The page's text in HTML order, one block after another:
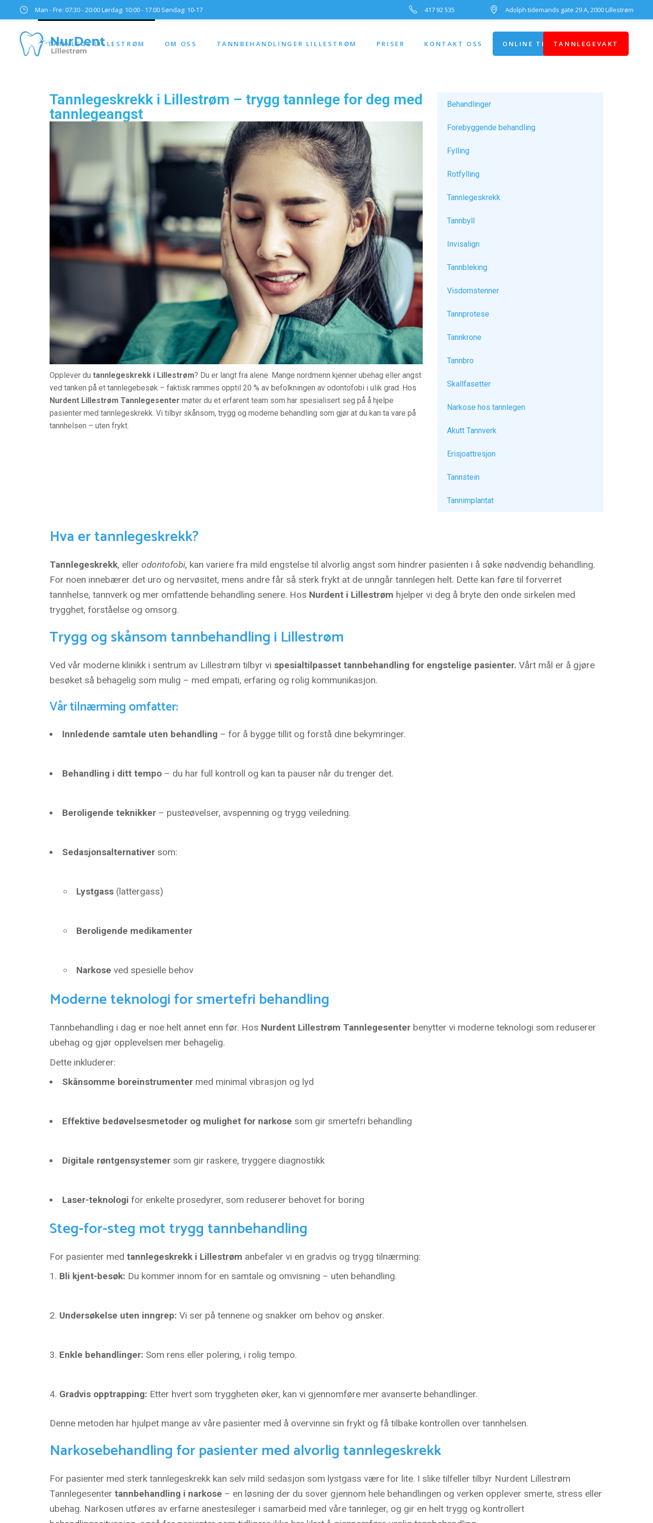
Man - Fre: 07:30 - 20:00 Lørdag: 10:00 - 17:00 Søndag: 10-17 417 92 535 Adolph tidemands gate 29 A, 2000 Lillestrøm
TANNLEGE LILLESTRØM OM OSS TANNBEHANDLINGER LILLESTRØM PRISER KONTAKT OSS ONLINE TIMEBESTILLING
TANNLEGEVAKT
Tannlegeskrekk i Lillestrøm – trygg tannlege for deg med
tannlegeangst
Opplever du tannlegeskrekk i Lillestrøm? Du er langt fra alene. Mange nordmenn kjenner ubehag eller angst
ved tanken på et tannlegebesøk – faktisk rammes opptil 20 % av befolkningen av odontofobi i ulik grad. Hos
Nurdent Lillestrøm Tannlegesenter møter du et erfarent team som har spesialisert seg på å hjelpe
pasienter med tannlegeskrekk. Vi tilbyr skånsom, trygg og moderne behandling som gjør at du kan ta vare på
tannhelsen – uten frykt.
Behandlinger
Forebyggende behandling
Fylling
Rotfylling
Tannlegeskrekk
Tannbyll
Invisalign
Tannbleking
Visdomstenner
Tannprotese
Tannkrone
Tannbro
Skallfasetter
Narkose hos tannlegen
Akutt Tannverk
Erisjoattresjon
Tannstein
Tannimplantat
Hva er tannlegeskrekk?
Tannlegeskrekk, eller odontofobi, kan variere fra mild engstelse til alvorlig angst som hindrer pasienten i å søke nødvendig behandling.
For noen innebærer det uro og nervøsitet, mens andre får så sterk frykt at de unngår tannlegen helt. Dette kan føre til forverret
tannhelse, tannverk og mer omfattende behandling senere. Hos Nurdent i Lillestrøm hjelper vi deg å bryte den onde sirkelen med
trygghet, forståelse og omsorg.
Trygg og skånsom tannbehandling i Lillestrøm
Ved vår moderne klinikk i sentrum av Lillestrøm tilbyr vi spesialtilpasset tannbehandling for engstelige pasienter. Vårt mål er å gjøre
besøket så behagelig som mulig – med empati, erfaring og rolig kommunikasjon.
Vår tilnærming omfatter:
Innledende samtale uten behandling – for å bygge tillit og forstå dine bekymringer.
Behandling i ditt tempo – du har full kontroll og kan ta pauser når du trenger det.
Beroligende teknikker – pusteøvelser, avspenning og trygg veiledning.
Sedasjonsalternativer som:
Lystgass(lattergass)
Beroligende medikamenter
Narkose ved spesielle behov
Moderne teknologi for smertefri behandling
Tannbehandling i dag er noe helt annet enn før. Hos Nurdent Lillestrøm Tannlegesenter benytter vi moderne teknologi som reduserer
ubehag og gjør opplevelsen mer behagelig.
Dette inkluderer:
Skånsomme boreinstrumenter med minimal vibrasjon og lyd
Effektive bedøvelsesmetoder og mulighet for narkose som gir smertefri behandling
Digitale røntgensystemer som gir raskere, tryggere diagnostikk
Laser-teknologi for enkelte prosedyrer, som reduserer behovet for boring
Steg-for-steg mot trygg tannbehandling
For pasienter med tannlegeskrekk i Lillestrøm anbefaler vi en gradvis og trygg tilnærming:
Bli kjent-besøk: Du kommer innom for en samtale og omvisning – uten behandling.
Undersøkelse uten inngrep: Vi ser på tennene og snakker om behov og ønsker.
Enkle behandlinger: Som rens eller polering, i rolig tempo.
Gradvis opptrapping: Etter hvert som tryggheten øker, kan vi gjennomføre mer avanserte behandlinger.
Denne metoden har hjulpet mange av våre pasienter med å overvinne sin frykt og få tilbake kontrollen over tannhelsen.
Narkosebehandling for pasienter med alvorlig tannlegeskrekk
For pasienter med sterk tannlegeskrekk kan selv mild sedasjon som lystgass være for lite. I slike tilfeller tilbyr Nurdent Lillestrøm
Tannlegesenter tannbehandling i narkose – en løsning der du sover gjennom hele behandlingen og verken opplever smerte, stress eller
ubehag. Narkosen utføres av erfarne anestesileger i samarbeid med våre tannleger, og gir en helt trygg og kontrollert